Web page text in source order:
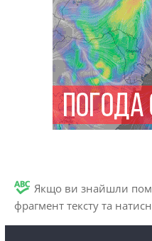
Якщо ви знайшли
фрагмент тексту та